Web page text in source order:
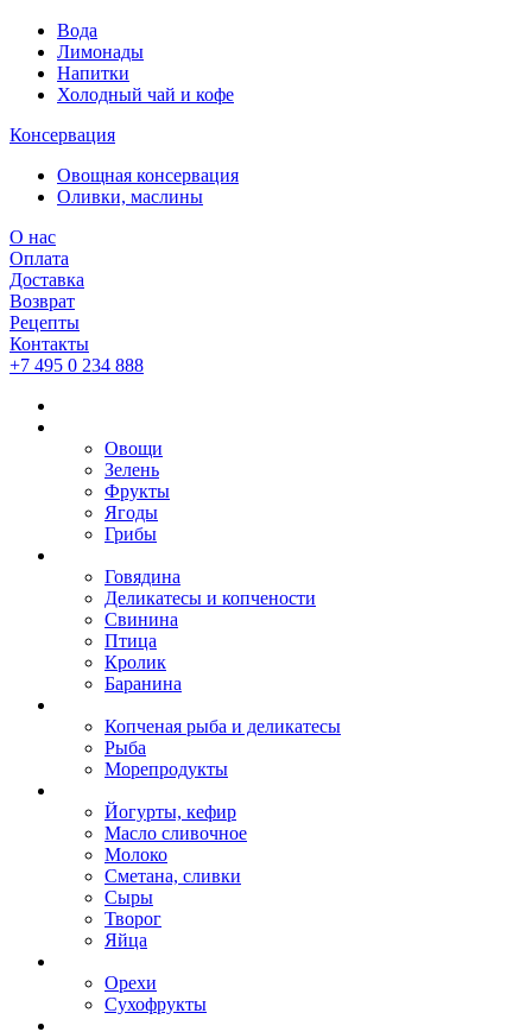
Вода
Лимонады
Напитки
Холодный чай и кофе
Консервация
Овощная консервация
Оливки, маслины
О нас
Оплата
Доставка
Возврат
Рецепты
Контакты
+7 495 0 234 888
Овощи
Зелень
Фрукты
Ягоды
Грибы
Говядина
Деликатесы и копчености
Свинина
Птица
Кролик
Баранина
Копченая рыба и деликатесы
Рыба
Морепродукты
Йогурты, кефир
Масло сливочное
Молоко
Сметана, сливки
Сыры
Творог
Яйца
Орехи
Сухофрукты